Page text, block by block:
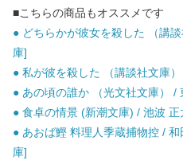
■こちらの商品もオススメです
● どちらかが彼女を殺した （講
庫]
● 私が彼を殺した （講談社文庫
● あの頃の誰か （光文社文庫） /
● 食卓の情景 (新潮文庫) / 池波
● あおば鰹 料理人季蔵捕物控 /
庫]